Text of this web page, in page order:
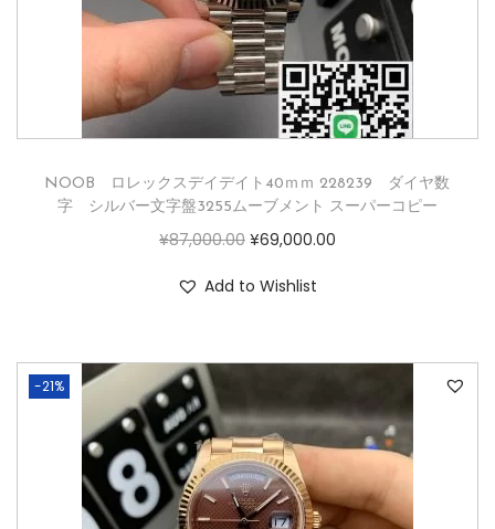
NOOB ロレックスデイデイト40ｍｍ 228239 ダイヤ数
字 シルバー文字盤3255ムーブメント スーパーコピー
¥87,000.00 ¥69,000.00
Add to Wishlist
-21%